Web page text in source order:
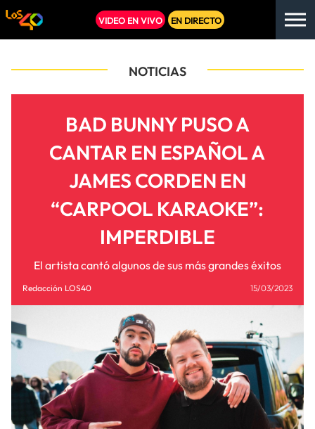
VIDEO EN VIVO EN DIRECTO
NOTICIAS
BAD BUNNY PUSO A
CANTAR EN ESPAÑOL A
JAMES CORDEN EN
“CARPOOL KARAOKE”:
IMPERDIBLE
El artista cantó algunos de sus más grandes éxitos
Redacción LOS40 15/03/2023